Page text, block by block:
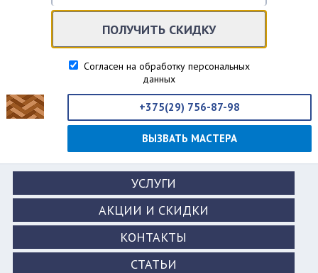
ПОЛУЧИТЬ СКИДКУ
Согласен на обработку персональных
данных
+375(29) 756-87-98
ВЫЗВАТЬ МАСТЕРА
УСЛУГИ
АКЦИИ И СКИДКИ
КОНТАКТЫ
СТАТЬИ